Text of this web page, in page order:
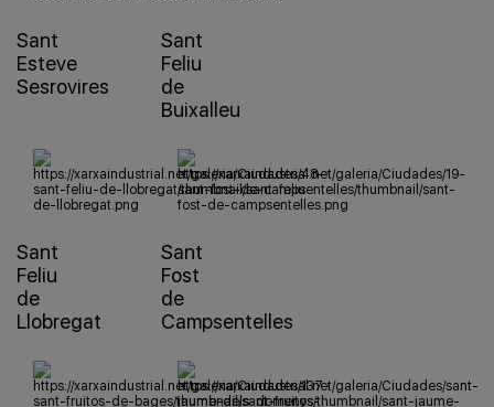
Sant
Esteve
Sesrovires
Sant
Feliu
de
Buixalleu
Sant
Feliu
de
Llobregat
Sant
Fost
de
Campsentelles